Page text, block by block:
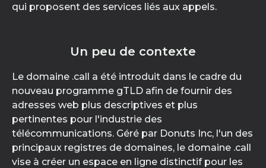
qui proposent des services liés aux appels.
Un peu de contexte
Le domaine .call a été introduit dans le cadre du
nouveau programme gTLD afin de fournir des
adresses web plus descriptives et plus
pertinentes pour l'industrie des
télécommunications. Géré par Donuts Inc, l'un des
principaux registres de domaines, le domaine .call
vise à créer un espace en ligne distinctif pour les